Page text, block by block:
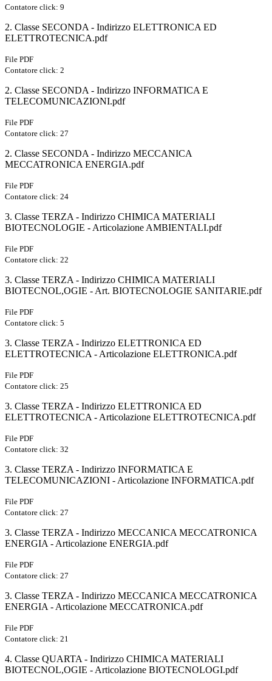
Contatore click: 9
2. Classe SECONDA - Indirizzo ELETTRONICA ED
ELETTROTECNICA.pdf
File PDF
Contatore click: 2
2. Classe SECONDA - Indirizzo INFORMATICA E
TELECOMUNICAZIONI.pdf
File PDF
Contatore click: 27
2. Classe SECONDA - Indirizzo MECCANICA
MECCATRONICA ENERGIA.pdf
File PDF
Contatore click: 24
3. Classe TERZA - Indirizzo CHIMICA MATERIALI
BIOTECNOLOGIE - Articolazione AMBIENTALI.pdf
File PDF
Contatore click: 22
3. Classe TERZA - Indirizzo CHIMICA MATERIALI
BIOTECNOL,OGIE - Art. BIOTECNOLOGIE SANITARIE.pdf
File PDF
Contatore click: 5
3. Classe TERZA - Indirizzo ELETTRONICA ED
ELETTROTECNICA - Articolazione ELETTRONICA.pdf
File PDF
Contatore click: 25
3. Classe TERZA - Indirizzo ELETTRONICA ED
ELETTROTECNICA - Articolazione ELETTROTECNICA.pdf
File PDF
Contatore click: 32
3. Classe TERZA - Indirizzo INFORMATICA E
TELECOMUNICAZIONI - Articolazione INFORMATICA.pdf
File PDF
Contatore click: 27
3. Classe TERZA - Indirizzo MECCANICA MECCATRONICA
ENERGIA - Articolazione ENERGIA.pdf
File PDF
Contatore click: 27
3. Classe TERZA - Indirizzo MECCANICA MECCATRONICA
ENERGIA - Articolazione MECCATRONICA.pdf
File PDF
Contatore click: 21
4. Classe QUARTA - Indirizzo CHIMICA MATERIALI
BIOTECNOL,OGIE - Articolazione BIOTECNOLOGI.pdf